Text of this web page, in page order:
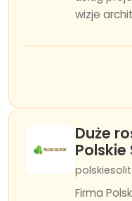
wizje
Duże
Firma